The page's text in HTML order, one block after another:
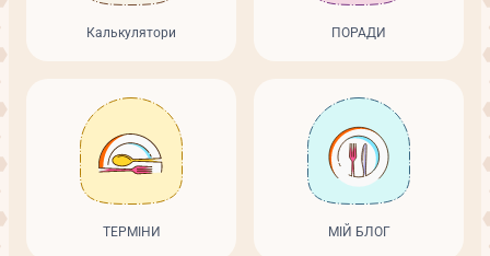
Калькулятори ПОРАДИ
ТЕРМІНИ МІЙ БЛОГ